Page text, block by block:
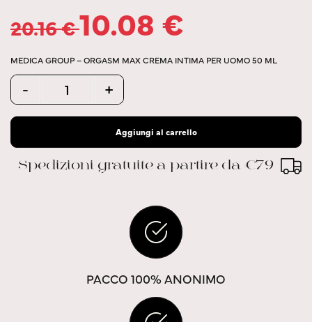
20.16€10.08 €
MEDICA GROUP – ORGASM MAX CREMA INTIMA PER UOMO 50 ML
Quantity
- +
Aggiungi al carrello
Spedizioni gratuite a partire da €79
PACCO 100% ANONIMO